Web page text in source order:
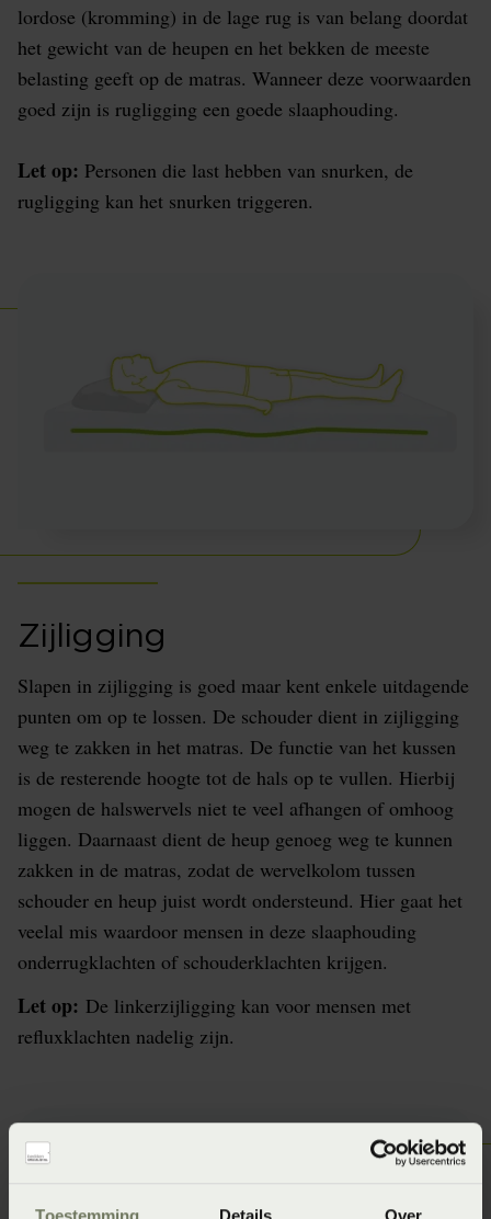
lordose (kromming) in de lage rug is van belang doordat
het gewicht van de heupen en het bekken de meeste
belasting geeft op de matras. Wanneer deze voorwaarden
goed zijn is rugligging een goede slaaphouding.
Let op: Personen die last hebben van snurken, de
rugligging kan het snurken triggeren.
Zijligging
Slapen in zijligging is goed maar kent enkele uitdagende
punten om op te lossen. De schouder dient in zijligging
weg te zakken in het matras. De functie van het kussen
is de resterende hoogte tot de hals op te vullen. Hierbij
mogen de halswervels niet te veel afhangen of omhoog
liggen. Daarnaast dient de heup genoeg weg te kunnen
zakken in de matras, zodat de wervelkolom tussen
schouder en heup juist wordt ondersteund. Hier gaat het
veelal mis waardoor mensen in deze slaaphouding
onderrugklachten of schouderklachten krijgen.
Let op: De linkerzijligging kan voor mensen met
refluxklachten nadelig zijn.